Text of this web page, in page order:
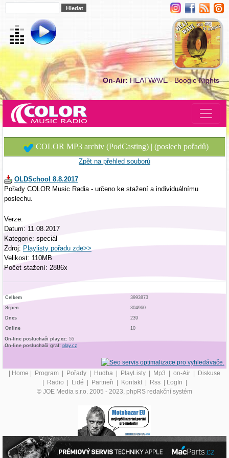
On-Air:HEATWAVE - Boogie Nights
COLOR MP3 archiv (PodCasting) | (poslech pořadů)
Zpět na přehled souborů
OLDSchool 8.8.2017
Pořady COLOR Music Radia - určeno ke stažení a individuálnímu
poslechu.
Verze:
Datum: 11.08.2017
Kategorie: speciál
Zdroj: Playlisty pořadu zde>>
Velikost: 110MB
Počet stažení: 2886x
Celkem
3993873
Srpen
304960
Dnes
239
Online
10
On-line posluchači play.cz: 55
On-line posluchači graf: play.cz
| Home | Program | Pořady | Hudba | PlayListy | Mp3 | on-Air | Diskuse
| Radio | Lidé | Partneři | Kontakt | Rss | LogIn |
© JOE Media s.r.o. 2005 - 2023, phpRS redakční systém